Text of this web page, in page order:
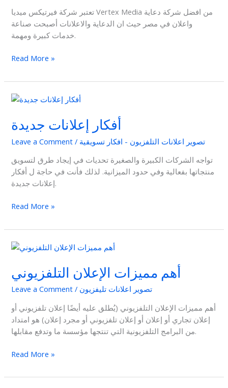
تعتبر شركة فيرتيكس ميديا Vertex Media من افضل شركة دعاية
واعلان في مصر حيث ان الدعاية والاعلانات أصبحت صناعة
خدمات كبيرة ومهمة.
Read More »
أفكار إعلانات جديدة
Leave a Comment / تصوير اعلانات التلفزيون - افكار تسويقية
تواجه الشركات الكبيرة والصغيرة تحديات في إيجاد طرق لتسويق
منتجاتها بفعالية وفي حدود الميزانية. لذلك فأنت في حاجة ل أفكار
إعلانات جديدة.
أفكار
جديدة
Read More »
أهم مميزات الإعلان التلفزيوني
Leave a Comment / تصوير اعلانات تليفزيون
أهم مميزات الإعلان التلفزيوني (يُطلق عليه أيضًا إعلان تلفزيوني أو
إعلان تجاري أو إعلان أو إعلان تلفزيوني أو مجرد إعلان) هو امتداد
من البرامج التلفزيونية التي تنتجها مؤسسة ما وتدفع مقابلها.
أهم
الإعلان
التلفزيوني
Read More »